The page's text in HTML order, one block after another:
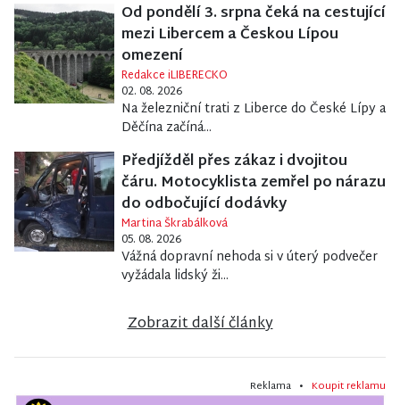
Od pondělí 3. srpna čeká na cestující
mezi Libercem a Českou Lípou
omezení
Redakce iLIBERECKO
02. 08. 2026
Na železniční trati z Liberce do České Lípy a
Děčína začíná...
Předjížděl přes zákaz i dvojitou
čáru. Motocyklista zemřel po nárazu
do odbočující dodávky
Martina Škrabálková
05. 08. 2026
Vážná dopravní nehoda si v úterý podvečer
vyžádala lidský ži...
Zobrazit další články
Reklama • Koupit reklamu